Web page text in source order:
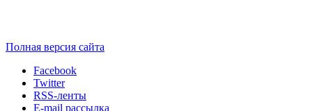
Полная версия сайта
Facebook
Twitter
RSS-ленты
E-mail рассылка